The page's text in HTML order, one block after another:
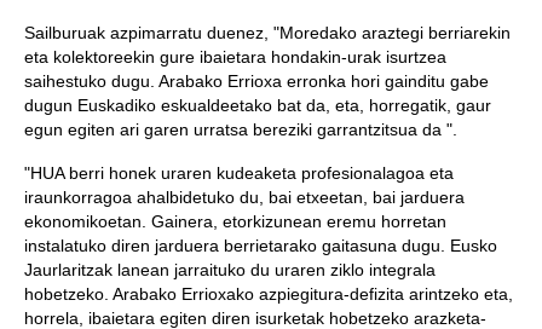
Sailburuak azpimarratu duenez, "Moredako araztegi berriarekin
eta kolektoreekin gure ibaietara hondakin-urak isurtzea
saihestuko dugu. Arabako Errioxa erronka hori gainditu gabe
dugun Euskadiko eskualdeetako bat da, eta, horregatik, gaur
egun egiten ari garen urratsa bereziki garrantzitsua da ".
"HUA berri honek uraren kudeaketa profesionalagoa eta
iraunkorragoa ahalbidetuko du, bai etxeetan, bai jarduera
ekonomikoetan. Gainera, etorkizunean eremu horretan
instalatuko diren jarduera berrietarako gaitasuna dugu. Eusko
Jaurlaritzak lanean jarraituko du uraren ziklo integrala
hobetzeko. Arabako Errioxako azpiegitura-defizita arintzeko eta,
horrela, ibaietara egiten diren isurketak hobetzeko arazketa-